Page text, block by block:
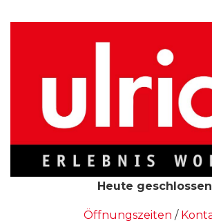
Heute geschlossen
Öffnungszeiten /